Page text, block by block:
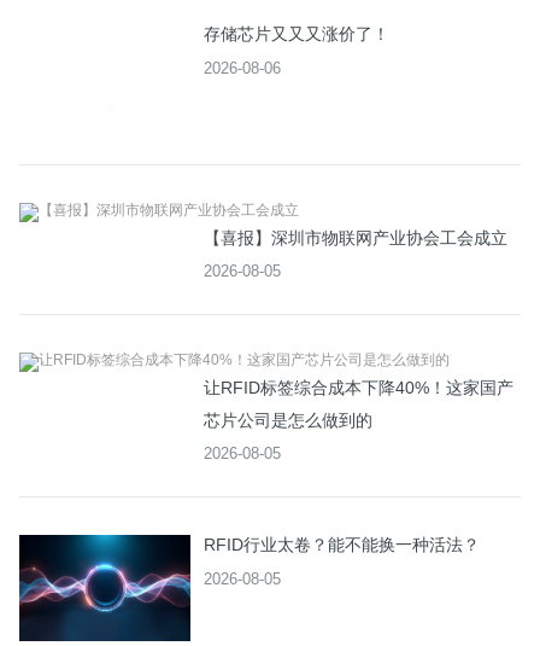
存储芯片又又又涨价了！
2026-08-06
【喜报】深圳市物联网产业协会工会成立
2026-08-05
让RFID标签综合成本下降40%！这家国产
芯片公司是怎么做到的
2026-08-05
RFID行业太卷？能不能换一种活法？
2026-08-05